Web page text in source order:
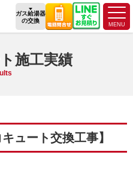
ガス給湯器
の交換
施工実績
ュート交換工事】